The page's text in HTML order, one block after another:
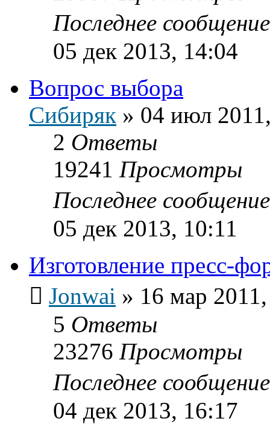
Последнее
05 дек 2013, 14:04
Вопрос выбора
Сибиряк » 04 июл
2 Ответы
19241 Просмотры
Последнее
05 дек 2013, 10:11
Изготовление пресс-
Jonwai » 16 мар
5 Ответы
23276 Просмотры
Последнее
04 дек 2013, 16:17